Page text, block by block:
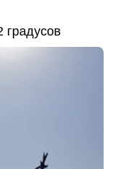
градусов